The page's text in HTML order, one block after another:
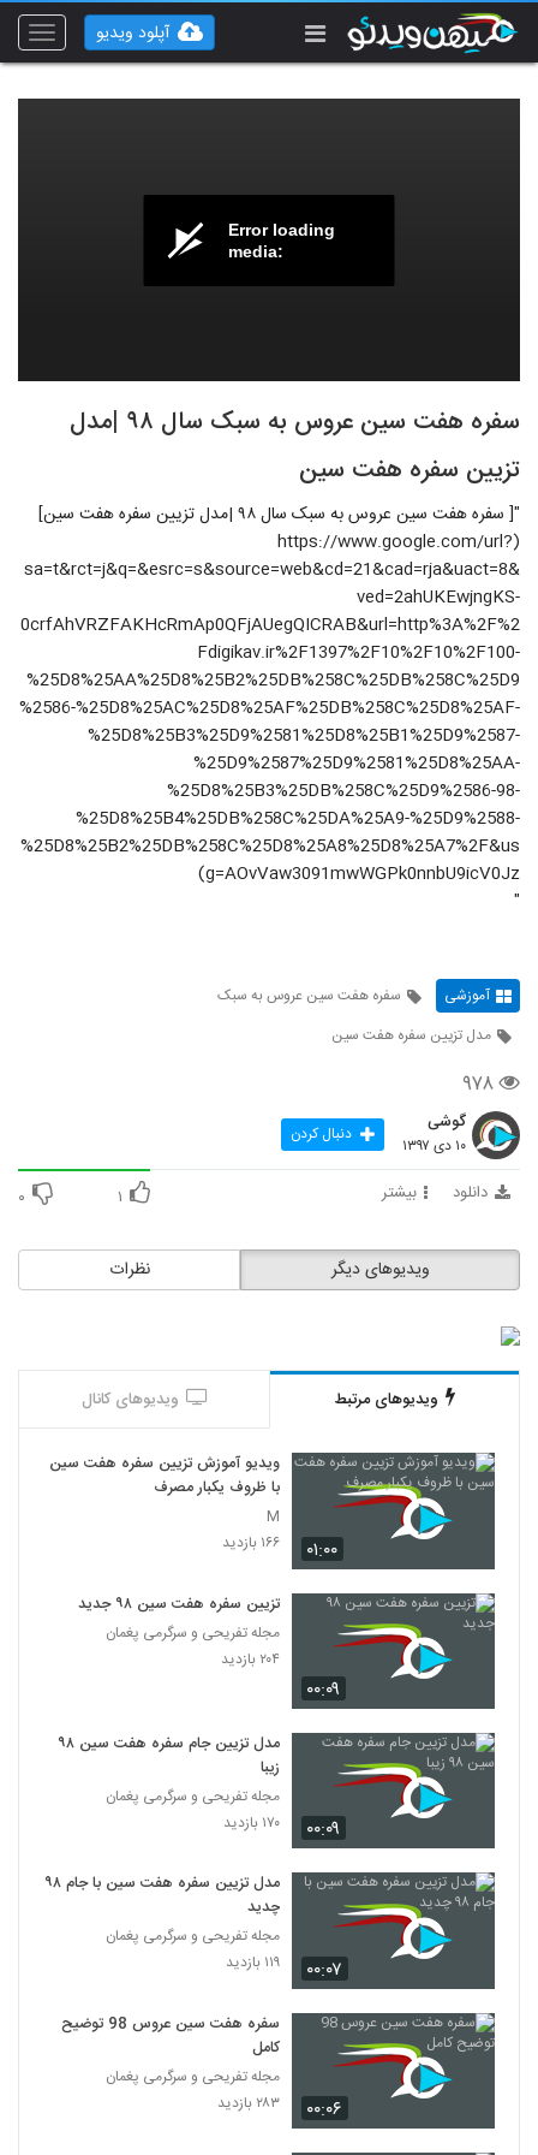
Toggle
آپلود ویدیو
Error loading
media:
سفره هفت سین عروس به سبک سال ۹۸ |مدل
تزیین سفره هفت سین
"[ سفره هفت سین عروس به سبک سال ۹۸ |مدل تزیین سفره هفت سین]
(https://www.google.com/url?
sa=t&rct=j&q=&esrc=s&source=web&cd=21&cad=rja&uact=8&
ved=2ahUKEwjngKS-
0crfAhVRZFAKHcRmAp0QFjAUegQICRAB&url=http%3A%2F%2
Fdigikav.ir%2F1397%2F10%2F10%2F100-
%25D8%25AA%25D8%25B2%25DB%258C%25DB%258C%25D9
%2586-%25D8%25AC%25D8%25AF%25DB%258C%25D8%25AF-
%25D8%25B3%25D9%2581%25D8%25B1%25D9%2587-
%25D9%2587%25D9%2581%25D8%25AA-
%25D8%25B3%25DB%258C%25D9%2586-98-
%25D8%25B4%25DB%258C%25DA%25A9-%25D9%2588-
%25D8%25B2%25DB%258C%25D8%25A8%25D8%25A7%2F&us
g=AOvVaw3091mwWGPk0nnbU9icV0Jz)
"
آموزشی
سفره هفت سین عروس به سبک
مدل تزیین سفره هفت سین
۹۷۸
گوشی
۱۰ دی ۱۳۹۷ دنبال کردن
دانلود بیشتر ۱ ۰
نظرات ویدیوهای دیگر
ویدیوهای مرتبط ویدیوهای کانال
۰۱:۰۰
ویدیو آموزش تزیین سفره هفت سین
با ظروف یکبار مصرف
M
۱۶۶ بازدید
۰۰:۰۹
تزیین سفره هفت سین ۹۸ جدید
مجله تفریحی و سرگرمی پغمان
۲۰۴ بازدید
۰۰:۰۹
مدل تزیین جام سفره هفت سین ۹۸
زیبا
مجله تفریحی و سرگرمی پغمان
۱۷۰ بازدید
۰۰:۰۷
مدل تزیین سفره هفت سین با جام ۹۸
چدید
مجله تفریحی و سرگرمی پغمان
۱۱۹ بازدید
۰۰:۰۶
سفره هفت سین عروس 98 توضیح
کامل
مجله تفریحی و سرگرمی پغمان
۲۸۳ بازدید